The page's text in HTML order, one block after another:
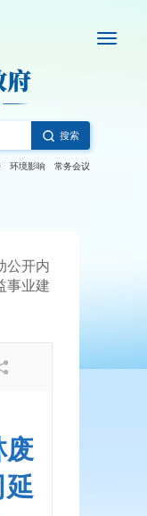
搜索
环境影响 常务会议
公开内
事业建
废
延